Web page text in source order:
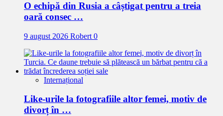
O echipă din Rusia a câștigat pentru a treia
oară consec …
9 august 2026 Robert 0
Internațional
Like-urile la fotografiile altor femei, motiv de
divorț în …